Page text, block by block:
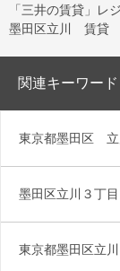
「三井の賃貸」レ
墨田区立川 賃貸
関連キーワード
東京都墨田区
墨田区立川３丁目
東京都墨田区立川